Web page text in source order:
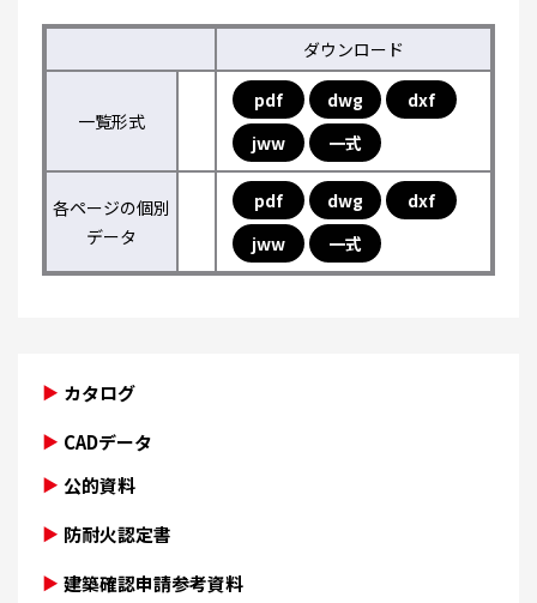
ダウンロード
一覧形式
pdf dwg
dxf
jww
一式
各ページの個別
データ
pdf dwg
dxf
jww
一式
カタログ
CADデータ
公的資料
防耐火認定書
建築確認申請参考資料